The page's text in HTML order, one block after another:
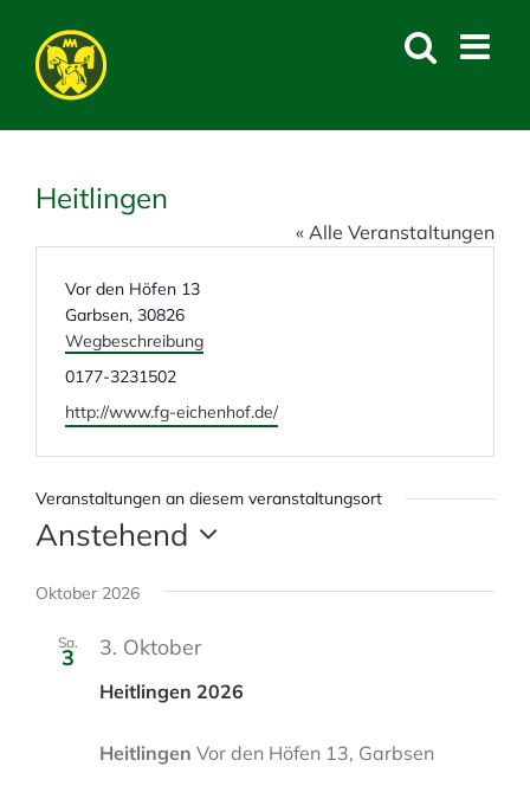
content
Heitlingen
« Alle Veranstaltungen
A
d
r
e
s
Vor den Höfen 13
Garbsen, 30826
Wegbeschreibung
T
e
l
e
o
n
0177-3231502
W
b
i
e
http://www.fg-eichenhof.de/
Veranstaltungen an diesem veranstaltungsort
Anstehend
a
Oktober 2026
Sa.
3
Heitlingen 2026
3. Oktober
Heitlingen Vor den Höfen 13, Garbsen